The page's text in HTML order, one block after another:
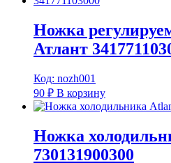
Ножка
Атлант
Код: nozh001
90 ₽ В корзину
Ножка
730131900300